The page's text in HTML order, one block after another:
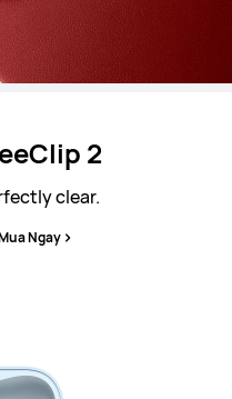
2
clear.
Ngay